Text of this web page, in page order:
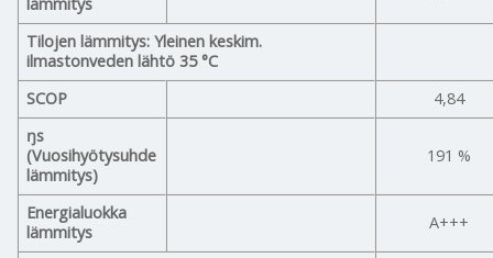
lämmitys
Tilojen lämmitys: Yleinen keskim.
ilmastonveden lähtö 35 °C
SCOP
4,84
ŋs
(Vuosihyötysuhde
lämmitys)
191 %
Energialuokka
lämmitys
A+++